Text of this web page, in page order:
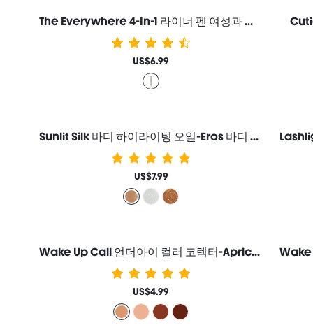
The Everywhere 4-In-1 라이너 펜 여성과 소녀를 위한 브랜드 뷰티 코스메틱 메이크업
US$6.99
Sunlit Silk 바디 하이라이팅 오일-Eros 바디 글리터 로션 하이라이터 메이크업 여성과 소녀를 위한 브랜드 뷰티 코스메틱 메이크업
US$7.99
Wake Up Call 언더아이 컬러 코렉터-Apricot 여성과 소녀를 위한 브랜드 뷰티 코스메틱 메이크업
US$4.99